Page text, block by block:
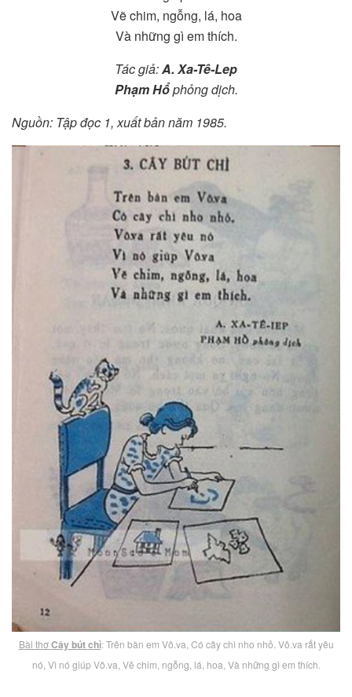
Vẽ chim, ngỗng, lá, hoa
Và những gì em thích.
Tác giả:A. Xa-Tê-Lep
Phạm Hổphỏng dịch.
Nguồn: Tập đọc 1, xuất bản năm 1985.
Bài thơCây bút chì: Trên bàn em Vô.va, Có cây chì nho nhỏ. Vô.va rất yêu
nó, Vì nó giúp Vô.va, Vẽ chim, ngỗng, lá, hoa, Và những gì em thích.